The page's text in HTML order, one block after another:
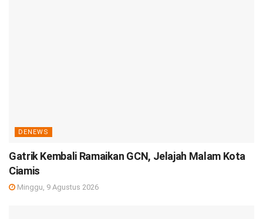
DENEWS
Gatrik Kembali Ramaikan GCN, Jelajah Malam Kota
Ciamis
Minggu, 9 Agustus 2026